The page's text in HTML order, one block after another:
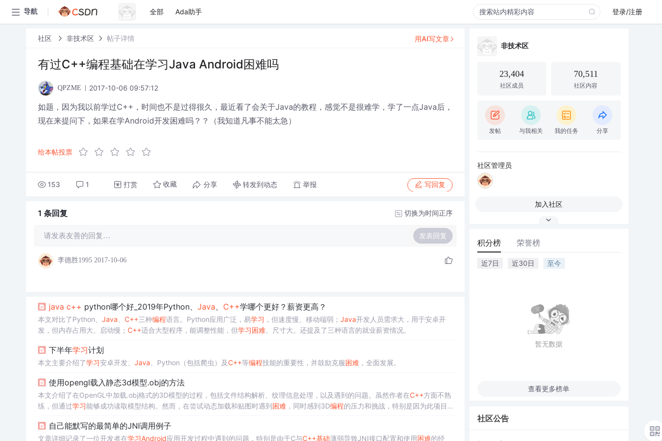
导航 全部 Ada助手 登录/注册
社区 非技术区 帖子详情
有过C++编程基础在学习Java Android困难吗
QPZME 2017-10-06 09:57:12
如题，因为我以前学过C++，时间也不是过得很久，最近看了会关于Java的教程，感觉不是很难学，学了一点Java后，
现在来提问下，如果在学Android开发困难吗？？（我知道凡事不能太急）
给本帖投票
153 1 打赏 收藏 分享 转发到动态 举报 写回复
用AI写文章
1 条回复 切换为时间正序
请发表友善的回复… 发表回复
李德胜1995 2017-10-06
java c++ python哪个好_2019年Python、 Java、 C++学哪个更好？薪资更高？
本文对比了Python、 Java C++三种编程语言。Python应用广泛，易学习 ，但速度慢、移动端弱； Java开发人员需求大，用于安卓开
发，但内存占用大、启动慢； C++适合大型程序，能调整性能，但学习困难、尺寸大。还提及了三种语言的就业薪资情况。
下半年学习计划
本文主要介绍了学习安卓开发、 Java 、Python（包括爬虫）及 C++等编程技能的重要性，并鼓励克服困难，全面发展。
使用opengl载入静态3d模型.obj的方法
本文介绍了在OpenGL中加载.obj格式的3D模型的过程，包括文件结构解析、纹理信息处理，以及遇到的问题。虽然作者在C++方面不熟
练，但通过学习能够成功读取模型结构。然而，在尝试动态加载和贴图时遇到困难，同时感到3D编程的压力和挑战，特别是因为此项目与
自己能默写的最简单的JNI调用例子
文章详细记录了一位开发者在学习Android应用开发过程中遇到的问题，特别是由于C与C++基础薄弱导致JNI接口配置和使用困难的经
非技术区
23,404
社区成员
70,511
社区内容
发帖 与我相关 我的任务 分享
社区管理员
加入社区
积分榜 荣誉榜
近7日 近30日 至今
暂无数据
查看更多榜单
社区公告